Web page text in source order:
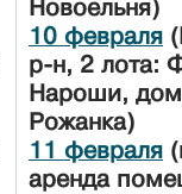
Новоельня)
10 февраля
р-н, 2 лота:
Нароши, дом
Рожанка)
11 февраля
аренда